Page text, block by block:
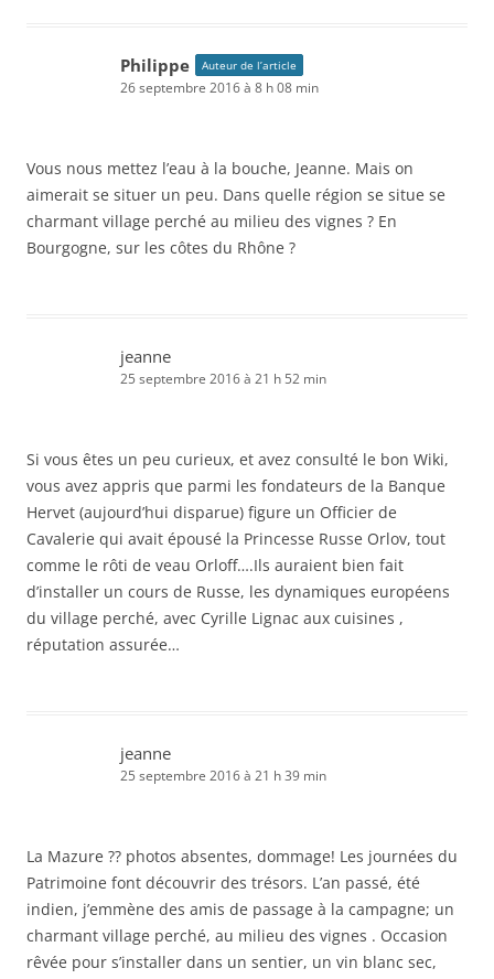
Philippe Auteur de l’article
26 septembre 2016 à 8 h 08 min
Vous nous mettez l’eau à la bouche, Jeanne. Mais on
aimerait se situer un peu. Dans quelle région se situe se
charmant village perché au milieu des vignes ? En
Bourgogne, sur les côtes du Rhône ?
jeanne
25 septembre 2016 à 21 h 52 min
Si vous êtes un peu curieux, et avez consulté le bon Wiki,
vous avez appris que parmi les fondateurs de la Banque
Hervet (aujourd’hui disparue) figure un Officier de
Cavalerie qui avait épousé la Princesse Russe Orlov, tout
comme le rôti de veau Orloff….Ils auraient bien fait
d’installer un cours de Russe, les dynamiques européens
du village perché, avec Cyrille Lignac aux cuisines ,
réputation assurée…
jeanne
25 septembre 2016 à 21 h 39 min
La Mazure ?? photos absentes, dommage! Les journées du
Patrimoine font découvrir des trésors. L’an passé, été
indien, j’emmène des amis de passage à la campagne; un
charmant village perché, au milieu des vignes . Occasion
rêvée pour s’installer dans un sentier, un vin blanc sec,